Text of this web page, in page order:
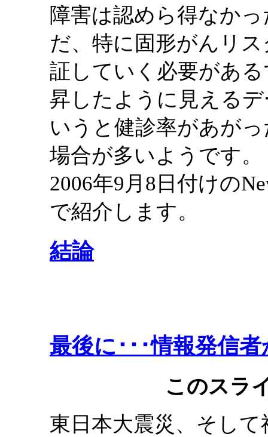
障害は認めら得なか
だ、特に固形がんリ
証していく必要があ
昇したように見える
いうと健診率があが
場合が多いようです。
2006年9月8日付けの
で紹介します。
結論
最後に･･･情報発信
このスラ
東日本大震災、そし